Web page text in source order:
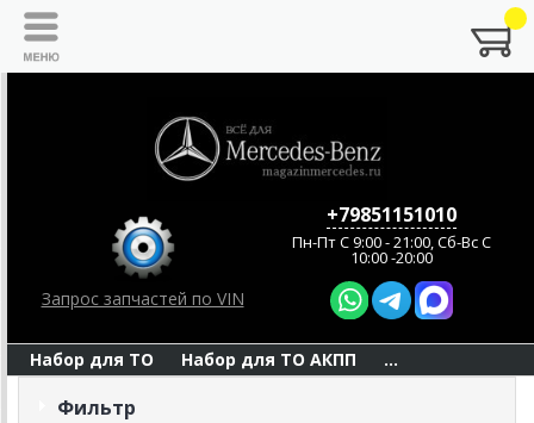
Запрос запчастей по VIN
+79851151010
Пн-Пт C 9:00 - 21:00, Сб-Вс С
10:00 -20:00
Набор для ТО Набор для ТО АКПП ...
Фильтр